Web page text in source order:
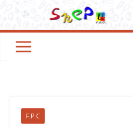
F.P.C